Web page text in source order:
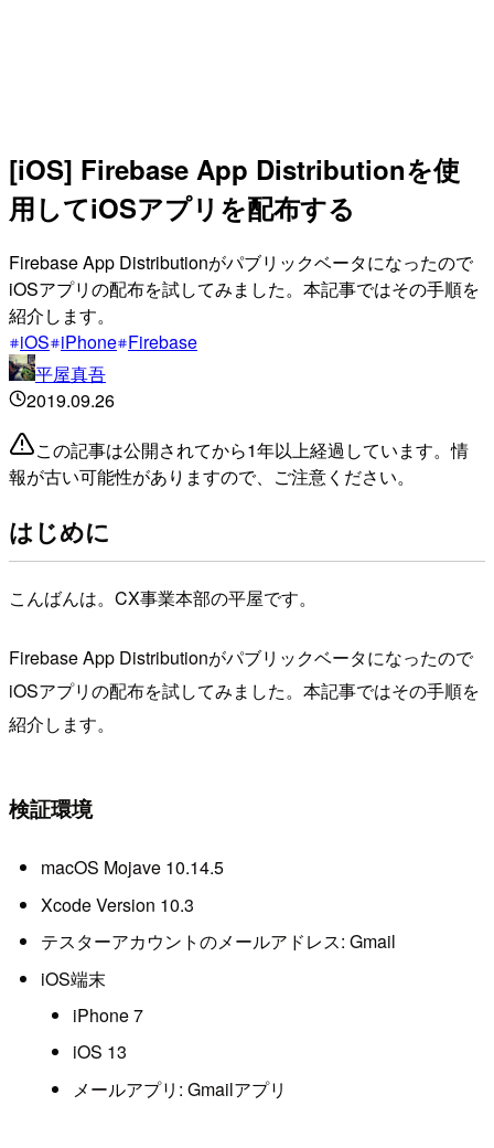
[iOS] Firebase App Distributionを使
用してiOSアプリを配布する
Firebase App Distributionがパブリックベータになったので
iOSアプリの配布を試してみました。本記事ではその手順を
紹介します。
iOS iPhone Firebase
平屋真吾
2019.09.26
この記事は公開されてから1年以上経過しています。情
報が古い可能性がありますので、ご注意ください。
はじめに
こんばんは。CX事業本部の平屋です。
Firebase App Distributionがパブリックベータになったので
iOSアプリの配布を試してみました。本記事ではその手順を
紹介します。
検証環境
macOS Mojave 10.14.5
Xcode Version 10.3
テスターアカウントのメールアドレス: Gmail
iOS端末
iPhone 7
iOS 13
メールアプリ: Gmailアプリ